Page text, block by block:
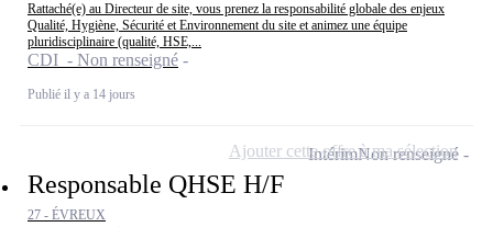
Rattaché(e) au Directeur de site, vous prenez la responsabilité globale des enjeux
Qualité, Hygiène, Sécurité et Environnement du site et animez une équipe
pluridisciplinaire (qualité, HSE,...
CDI - Non renseigné
Publié il y a 14 jours
Responsable QHSE H/F
27 - ÉVREUX
IntérimNon renseigné
Ajouter cette offre à ma sélection